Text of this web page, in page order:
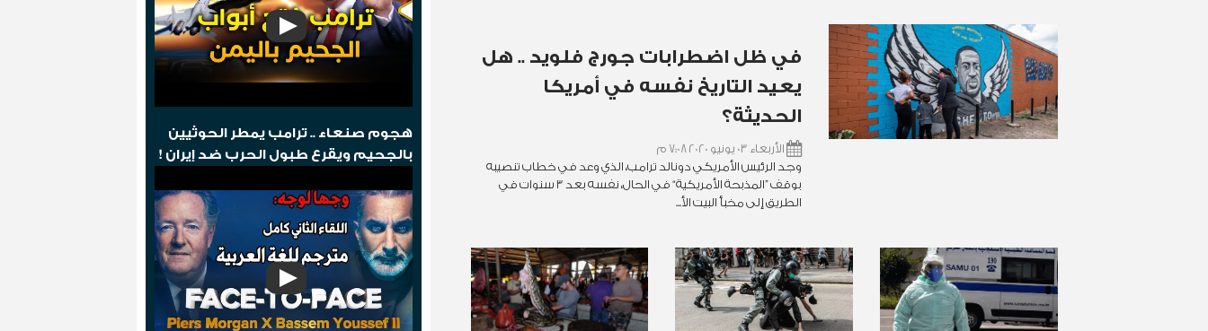
في ظل اضطرابات جورج فلويد .. هل
يعيد التاريخ نفسه في أمريكا
الحديثة؟
الأربعاء 03 يونيو 2020 7:08 م
وجد الرئيس الأمريكي دونالد ترامب، الذي وعد في خطاب تنصيبه
بوقف ”المذبحة الأمريكية“ في الحال، نفسه بعد 3 سنوات في
الطريق إلى مخبأ البيت الأ...
هجوم صنعاء .. ترامب يمطر الحوثيين
بالجحيم ويقرع طبول الحرب ضد إيران !